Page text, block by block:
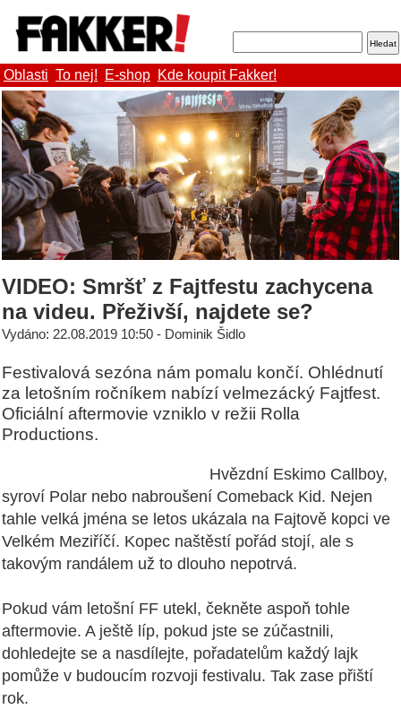
Oblasti To nej! E-shop Kde koupit Fakker!
VIDEO: Smršť z Fajtfestu zachycena
na videu. Přeživší, najdete se?
Vydáno: 22.08.2019 10:50 - Dominik Šidlo
Festivalová sezóna nám pomalu končí. Ohlédnutí
za letošním ročníkem nabízí velmezácký Fajtfest.
Oficiální aftermovie vzniklo v režii Rolla
Productions.
Hvězdní Eskimo Callboy,
syroví Polar nebo nabroušení Comeback Kid. Nejen
tahle velká jména se letos ukázala na Fajtově kopci ve
Velkém Meziříčí. Kopec naštěstí pořád stojí, ale s
takovým randálem už to dlouho nepotrvá.
Pokud vám letošní FF utekl, čekněte aspoň tohle
aftermovie. A ještě líp, pokud jste se zúčastnili,
dohledejte se a nasdílejte, pořadatelům každý lajk
pomůže v budoucím rozvoji festivalu. Tak zase přiští
rok.